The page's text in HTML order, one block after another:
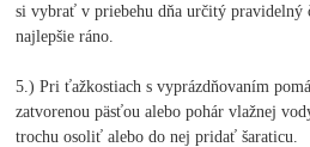
si vybrať v priebehu dňa určitý pravidelný
najlepšie ráno.
5.) Pri ťažkostiach s vyprázdňovaním
zatvorenou päsťou alebo pohár vlažnej
trochu osoliť alebo do nej pridať šaraticu.